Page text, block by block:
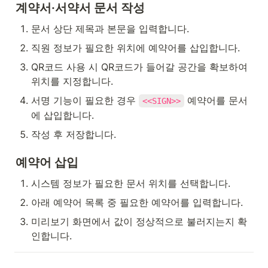
계약서·서약서 문서 작성
문서 상단 제목과 본문을 입력합니다.
직원 정보가 필요한 위치에 예약어를 삽입합니다.
QR코드 사용 시 QR코드가 들어갈 공간을 확보하여
위치를 지정합니다.
서명 기능이 필요한 경우
<<SIGN>>
예약어를 문서
에 삽입합니다.
작성 후 저장합니다.
예약어 삽입
시스템 정보가 필요한 문서 위치를 선택합니다.
아래 예약어 목록 중 필요한 예약어를 입력합니다.
미리보기 화면에서 값이 정상적으로 불러지는지 확
인합니다.